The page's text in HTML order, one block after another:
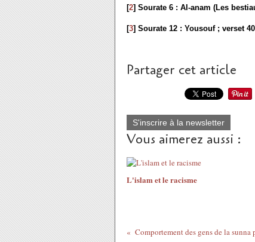
[2] Sourate 6 : Al-anam (Les
[3] Sourate 12 : Yousouf ; verset 40
Partager cet article
S'inscrire à la newsletter
Vous aimerez aussi :
L'islam et le racisme
Comportement des gens de la